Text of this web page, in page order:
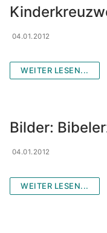
04.01.2012
WEITER LESEN...
Bilder:
04.01.2012
WEITER LESEN...